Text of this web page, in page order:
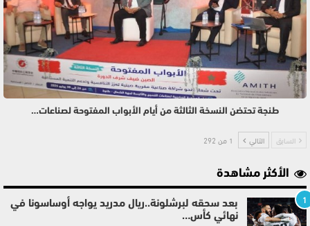
طنجة تحتضن النسخة الثالثة من أيام الأبواب المفتوحة لصناعات…
السابق التالي 1 من 292
الأكثر مشاهدة
1
بعد سحقه لبرشلونة..ريال مدريد يواجه أوساسونا في
نهائي كأس…